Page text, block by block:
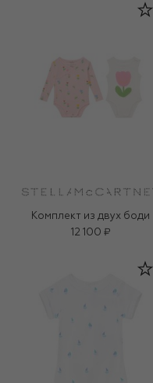
Комплект из двух боди
12 100 ₽